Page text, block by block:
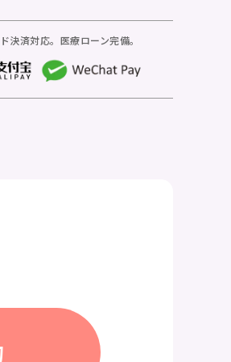
決済対応。医療ローン完備。